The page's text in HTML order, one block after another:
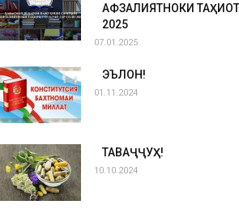
АФЗАЛИЯТНОКИ
2025
07.01.2025
ЭЪЛОН!
01.11.2024
ТАВАҶҶУҲ!
10.10.2024